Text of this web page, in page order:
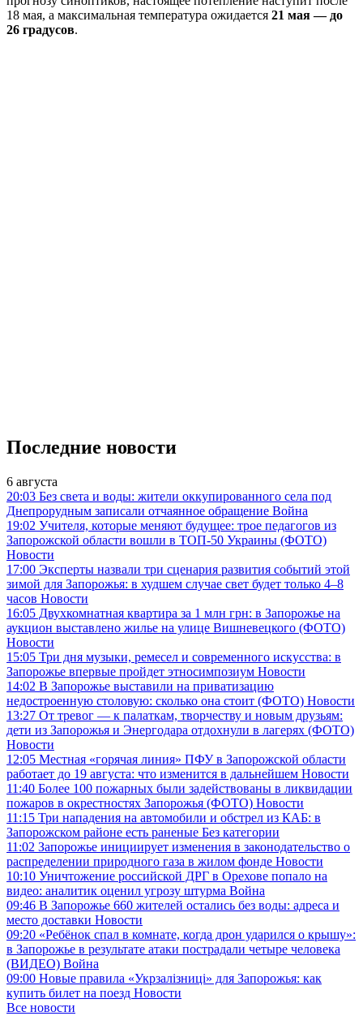
18 мая, а максимальная температура ожидается 21 мая — до
26 градусов.
Последние новости
6 августа
20:03 Без света и воды: жители оккупированного села под
Днепрорудным записали отчаянное обращение Война
19:02 Учителя, которые меняют будущее: трое педагогов из
Запорожской области вошли в ТОП-50 Украины (ФОТО)
Новости
17:00 Эксперты назвали три сценария развития событий этой
зимой для Запорожья: в худшем случае свет будет только 4–8
часов Новости
16:05 Двухкомнатная квартира за 1 млн грн: в Запорожье на
аукцион выставлено жилье на улице Вишневецкого (ФОТО)
Новости
15:05 Три дня музыки, ремесел и современного искусства: в
Запорожье впервые пройдет этносимпозиум Новости
14:02 В Запорожье выставили на приватизацию
недостроенную столовую: сколько она стоит (ФОТО) Новости
13:27 От тревог — к палаткам, творчеству и новым друзьям:
дети из Запорожья и Энергодара отдохнули в лагерях (ФОТО)
Новости
12:05 Местная «горячая линия» ПФУ в Запорожской области
работает до 19 августа: что изменится в дальнейшем Новости
11:40 Более 100 пожарных были задействованы в ликвидации
пожаров в окрестностях Запорожья (ФОТО) Новости
11:15 Три нападения на автомобили и обстрел из КАБ: в
Запорожском районе есть раненые Без категории
11:02 Запорожье инициирует изменения в законодательство о
распределении природного газа в жилом фонде Новости
10:10 Уничтожение российской ДРГ в Орехове попало на
видео: аналитик оценил угрозу штурма Война
09:46 В Запорожье 660 жителей остались без воды: адреса и
место доставки Новости
09:20 «Ребёнок спал в комнате, когда дрон ударился о крышу»:
в Запорожье в результате атаки пострадали четыре человека
(ВИДЕО) Война
09:00 Новые правила «Укрзалізниці» для Запорожья: как
купить билет на поезд Новости
Все новости